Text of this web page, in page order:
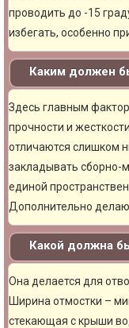
проводить до -15
избегать, особенно
Каким должен
Здесь главным
прочности и
отличаются слишком
закладывать
единой
Дополнительно
Какой должна
Она делается для
Ширина отмостки –
стекающая с крыши